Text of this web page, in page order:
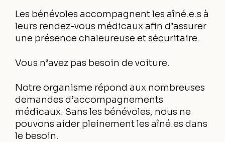
Les bénévoles accompagnent les aîné.e.s à
leurs rendez-vous médicaux afin d’assurer
une présence chaleureuse et sécuritaire.
Vous n’avez pas besoin de voiture.
Notre organisme répond aux nombreuses
demandes d’accompagnements
médicaux. Sans les bénévoles, nous ne
pouvons aider pleinement les aîné.es dans
le besoin.